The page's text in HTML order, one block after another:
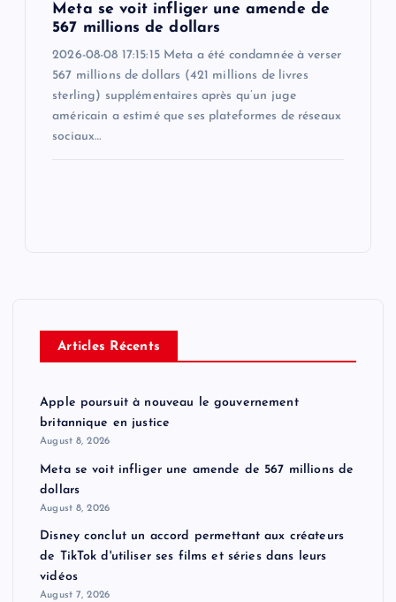
Meta se voit infliger une amende de
567 millions de dollars
2026-08-08 17:15:15 Meta a été condamnée à verser
567 millions de dollars (421 millions de livres
sterling) supplémentaires après qu’un juge
américain a estimé que ses plateformes de réseaux
sociaux…
Articles Récents
Apple poursuit à nouveau le gouvernement
britannique en justice
August 8, 2026
Meta se voit infliger une amende de 567 millions de
dollars
August 8, 2026
Disney conclut un accord permettant aux créateurs
de TikTok d'utiliser ses films et séries dans leurs
vidéos
August 7, 2026